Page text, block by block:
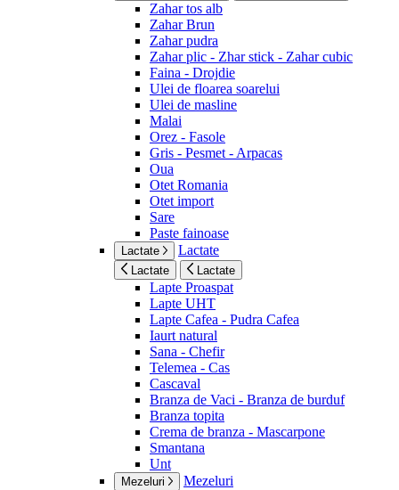
Zahar tos alb
Zahar Brun
Zahar pudra
Zahar plic - Zhar stick - Zahar cubic
Faina - Drojdie
Ulei de floarea soarelui
Ulei de masline
Malai
Orez - Fasole
Gris - Pesmet - Arpacas
Oua
Otet Romania
Otet import
Sare
Paste fainoase
Lactate Lactate
Lactate Lactate
Lapte Proaspat
Lapte UHT
Lapte Cafea - Pudra Cafea
Iaurt natural
Sana - Chefir
Telemea - Cas
Cascaval
Branza de Vaci - Branza de burduf
Branza topita
Crema de branza - Mascarpone
Smantana
Unt
Mezeluri Mezeluri